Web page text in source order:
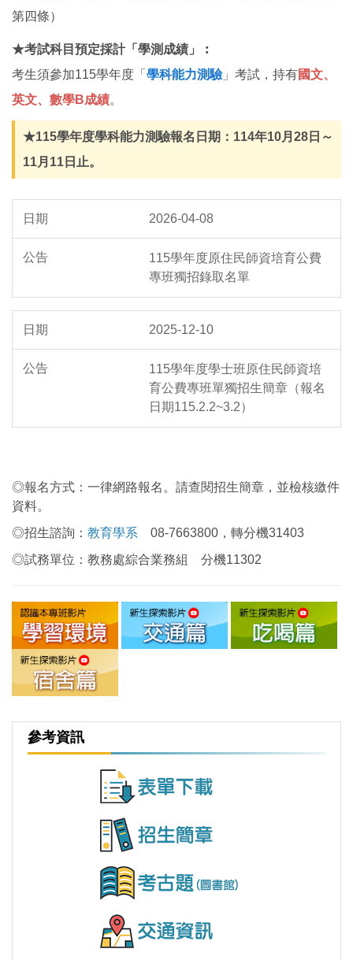
第四條）
★考試科目預定採計「學測成績」︰
考生須參加115學年度「 學科能力測驗」考試，持有國文、
英文、數學B成績。
★115學年度學科能力測驗報名日期：114年10月28日～
11月11日止。
2026-04-08
115學年度原住民師資培育公費
專班獨招錄取名單
2025-12-10
115學年度學士班原住民師資培
育公費專班單獨招生簡章（報名
日期115.2.2~3.2）
◎報名方式：一律網路報名。請查閱招生簡章，並檢核繳件
資料。
◎招生諮詢： 教育學系 08-7663800，轉分機31403
◎試務單位：教務處綜合業務組 分機11302
參考資訊